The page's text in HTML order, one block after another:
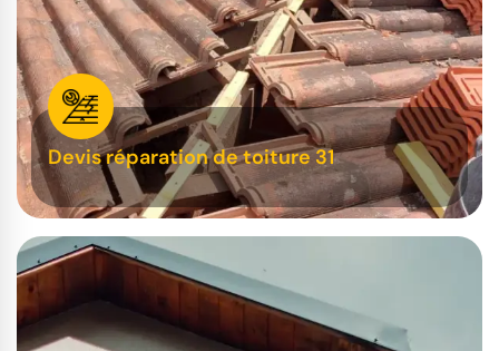
Devis réparation de toiture 31